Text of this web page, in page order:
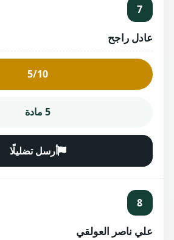
7
عادل راجح
5/10
5 مادة
أرسل تضليلًا
8
علي ناصر العولقي